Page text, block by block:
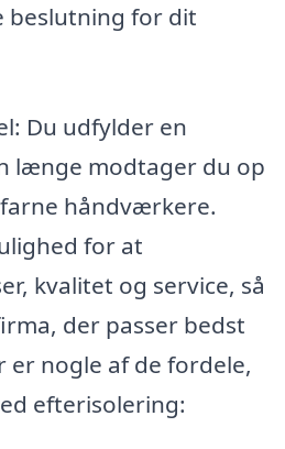
for dit
Du udfylder en
længe modtager du op
håndværkere.
for at
kvalitet og service, så
der passer bedst
er nogle af de fordele,
efterisolering: